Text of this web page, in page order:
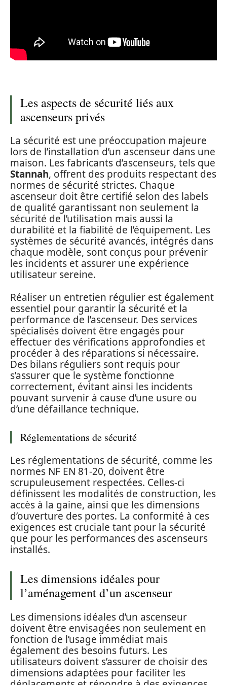
Les aspects de sécurité liés aux
ascenseurs privés
La sécurité est une préoccupation majeure
lors de l’installation d’un ascenseur dans une
maison. Les fabricants d’ascenseurs, tels que
Stannah, offrent des produits respectant des
normes de sécurité strictes. Chaque
ascenseur doit être certifié selon des labels
de qualité garantissant non seulement la
sécurité de l’utilisation mais aussi la
durabilité et la fiabilité de l’équipement. Les
systèmes de sécurité avancés, intégrés dans
chaque modèle, sont conçus pour prévenir
les incidents et assurer une expérience
utilisateur sereine.
Réaliser un entretien régulier est également
essentiel pour garantir la sécurité et la
performance de l’ascenseur. Des services
spécialisés doivent être engagés pour
effectuer des vérifications approfondies et
procéder à des réparations si nécessaire.
Des bilans réguliers sont requis pour
s’assurer que le système fonctionne
correctement, évitant ainsi les incidents
pouvant survenir à cause d’une usure ou
d’une défaillance technique.
Réglementations de sécurité
Les réglementations de sécurité, comme les
normes NF EN 81-20, doivent être
scrupuleusement respectées. Celles-ci
définissent les modalités de construction, les
accès à la gaine, ainsi que les dimensions
d’ouverture des portes. La conformité à ces
exigences est cruciale tant pour la sécurité
que pour les performances des ascenseurs
installés.
Les dimensions idéales pour
l’aménagement d’un ascenseur
Les dimensions idéales d’un ascenseur
doivent être envisagées non seulement en
fonction de l’usage immédiat mais
également des besoins futurs. Les
utilisateurs doivent s’assurer de choisir des
dimensions adaptées pour faciliter les